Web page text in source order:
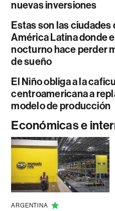
nuevas inversiones
Estas son las ciudades
América Latina donde
nocturno hace perder
de sueño
El Niño obliga a la
centroamericana a
modelo de producción
Económicas e
ARGENTINA